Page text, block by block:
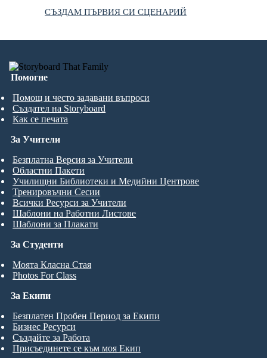
СЪЗДАМ ПЪРВИЯ СИ СЦЕНАРИЙ
Помогне
Помощ и често задавани въпроси
Създател на Storyboard
Как се печата
За Студенти
Моята Класна Стая
Photos For Class
За Учители
Безплатна Версия за Учители
Областни Пакети
Училищни Библиотеки и Медийни Центрове
Тренировъчни Сесии
Всички Ресурси за Учители
Шаблони на Работни Листове
Шаблони за Плакати
За Екипи
Безплатен Пробен Период за Екипи
Бизнес Ресурси
Създайте за Работа
Присъединете се към моя Екип